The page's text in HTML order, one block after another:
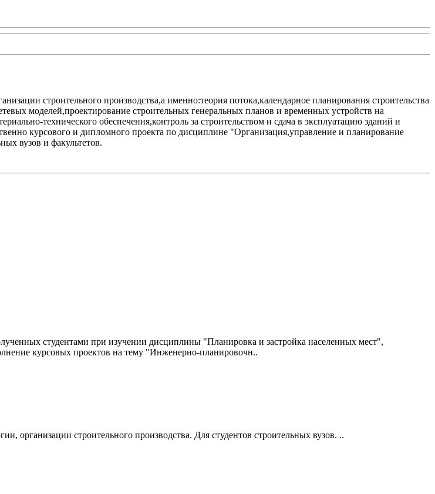
строительного производства,а именно:теория потока,календарное планирования строительства
моделей,проектирование строительных генеральных планов и временных устройств на
технического обеспечения,контроль за строительством и сдача в эксплуатацию зданий и
курсового и дипломного проекта по дисциплине "Организация,управление и планирование
вузов и факультетов.
студентами при изучении дисциплины "Планировка и застройка населенных мест",
курсовых проектов на тему "Инженерно-планировочн..
организации строительного производства. Для студентов строительных вузов. ..